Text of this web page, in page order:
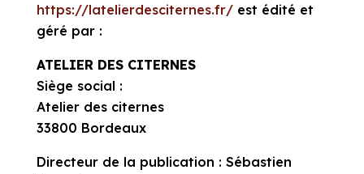
https://latelierdesciternes.fr/est édité et
géré par :
ATELIER DES CITERNES
Siège social :
Atelier des citernes
33800 Bordeaux
Directeur de la publication : Sébastien